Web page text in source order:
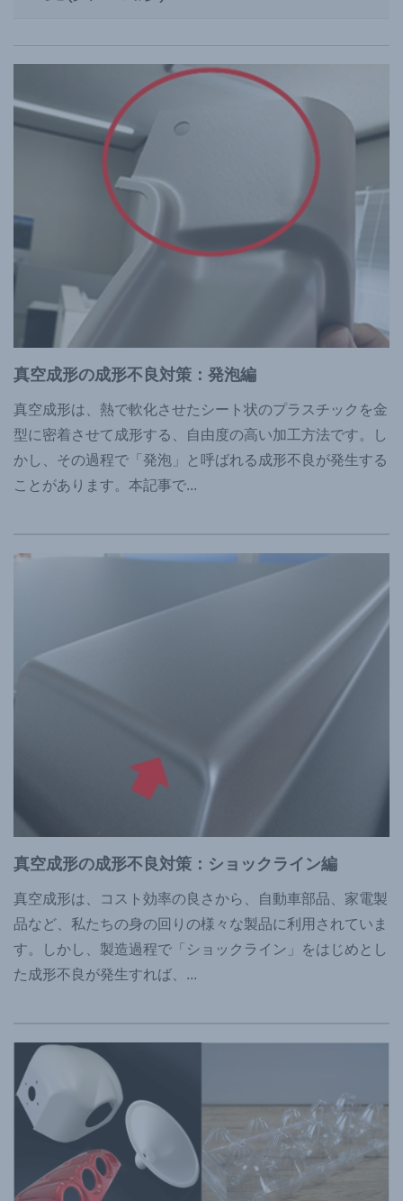
真空成形の成形不良対策：発泡編
真空成形は、熱で軟化させたシート状のプラスチックを金
型に密着させて成形する、自由度の高い加工方法です。し
かし、その過程で「発泡」と呼ばれる成形不良が発生する
ことがあります。本記事で...
真空成形の成形不良対策：ショックライン編
真空成形は、コスト効率の良さから、自動車部品、家電製
品など、私たちの身の回りの様々な製品に利用されていま
す。しかし、製造過程で「ショックライン」をはじめとし
た成形不良が発生すれば、 ...